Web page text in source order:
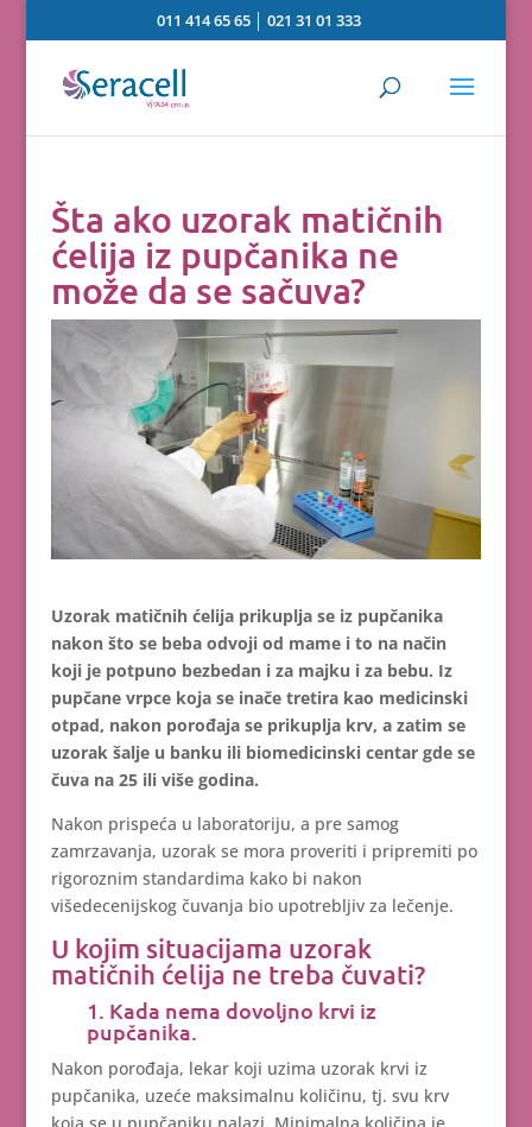
011 414 65 65 │021 31 01 333
Šta ako uzorak matičnih
ćelija iz pupčanika ne
može da se sačuva?
Uzorak matičnih ćelija prikuplja se iz pupčanika
nakon što se beba odvoji od mame i to na način
koji je potpuno bezbedan i za majku i za bebu. Iz
pupčane vrpce koja se inače tretira kao medicinski
otpad, nakon porođaja se prikuplja krv, a zatim se
uzorak šalje u banku ili biomedicinski centar gde se
čuva na 25 ili više godina.
Nakon prispeća u laboratoriju, a pre samog
zamrzavanja, uzorak se mora proveriti i pripremiti po
rigoroznim standardima kako bi nakon
višedecenijskog čuvanja bio upotrebljiv za lečenje.
U kojim situacijama uzorak
matičnih ćelija ne treba čuvati?
1. Kada nema dovoljno krvi iz
pupčanika.
Nakon porođaja, lekar koji uzima uzorak krvi iz
pupčanika, uzeće maksimalnu količinu, tj. svu krv
koja se u pupčaniku nalazi. Minimalna količina je